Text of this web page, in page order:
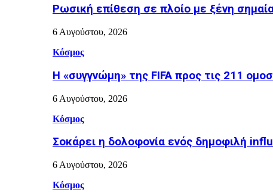
Ρωσική επίθεση σε πλοίο με ξένη
6 Αυγούστου, 2026
Κόσμος
Η «συγγνώμη» της FIFA προς τις 211
6 Αυγούστου, 2026
Κόσμος
Σοκάρει η δολοφονία ενός δημοφιλή
6 Αυγούστου, 2026
Κόσμος